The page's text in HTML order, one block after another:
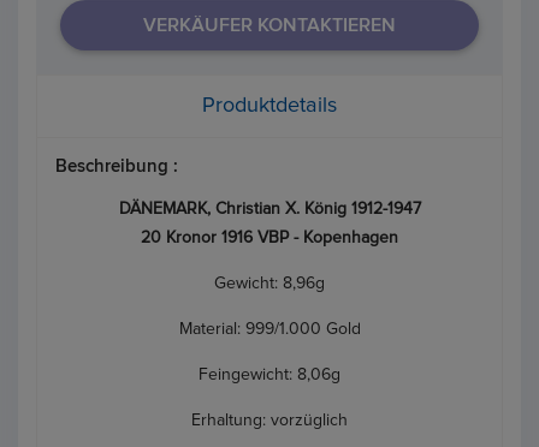
VERKÄUFER KONTAKTIEREN
Produktdetails
Beschreibung :
DÄNEMARK, Christian X. König 1912-1947
20 Kronor 1916 VBP - Kopenhagen
Gewicht: 8,96g
Material: 999/1.000 Gold
Feingewicht: 8,06g
Erhaltung: vorzüglich